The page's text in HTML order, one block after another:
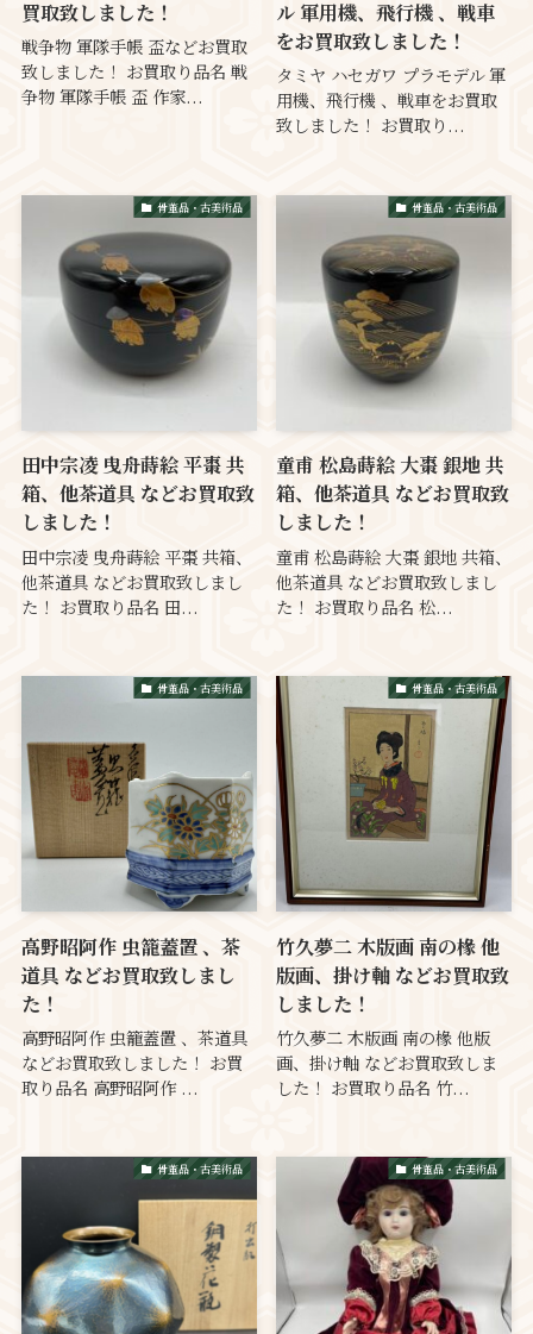
買取致しました！
戦争物 軍隊手帳 盃などお買取
致しました！ お買取り品名 戦
争物 軍隊手帳 盃 作家...
ル 軍用機、飛行機 、戦車
をお買取致しました！
タミヤ ハセガワ プラモデル 軍
用機、飛行機 、戦車をお買取
致しました！ お買取り...
骨董品・古美術品
田中宗凌 曳舟蒔絵 平棗 共
箱、他茶道具 などお買取致
しました！
田中宗凌 曳舟蒔絵 平棗 共箱、
他茶道具 などお買取致しまし
た！ お買取り品名 田...
骨董品・古美術品
童甫 松島蒔絵 大棗 銀地 共
箱、他茶道具 などお買取致
しました！
童甫 松島蒔絵 大棗 銀地 共箱、
他茶道具 などお買取致しまし
た！ お買取り品名 松...
骨董品・古美術品
高野昭阿作 虫籠蓋置 、茶
道具 などお買取致しまし
た！
高野昭阿作 虫籠蓋置 、茶道具
などお買取致しました！ お買
取り品名 高野昭阿作 ...
骨董品・古美術品
竹久夢二 木版画 南の椽 他
版画、掛け軸 などお買取致
しました！
竹久夢二 木版画 南の椽 他版
画、掛け軸 などお買取致しま
した！ お買取り品名 竹...
骨董品・古美術品 骨董品・古美術品